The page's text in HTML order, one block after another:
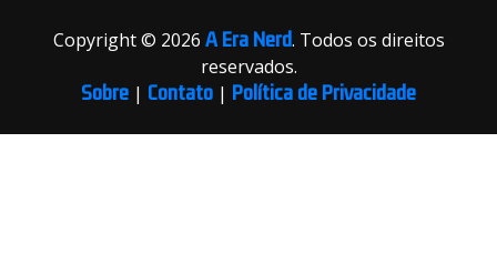
Copyright © 2026 A Era Nerd. Todos os direitos
reservados.
Sobre | Contato | Política de Privacidade